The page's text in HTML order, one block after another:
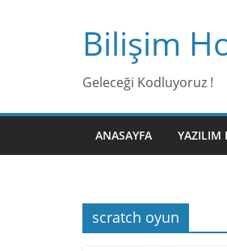
Bilişim
Geleceği Kodluyoruz !
ANASAYFA YAZILIM
scratch oyun